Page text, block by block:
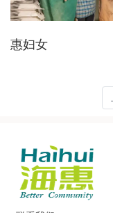
惠妇女